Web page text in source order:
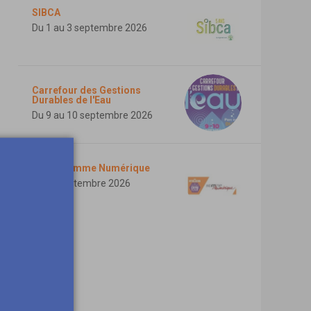
SIBCA
Du 1 au 3 septembre 2026
Carrefour des Gestions
Durables de l'Eau
Du 9 au 10 septembre 2026
ASCT Somme Numérique
Le 10 septembre 2026